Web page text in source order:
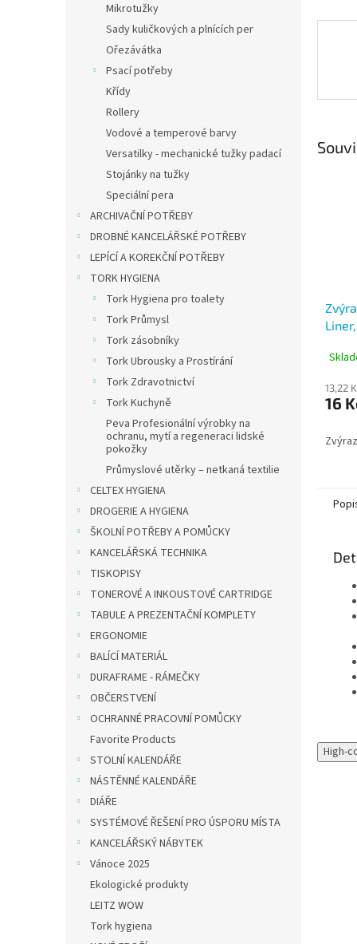
Mikrotužky
Sady kuličkových a plnících per
Ořezávátka
Psací potřeby
Křídy
Rollery
Vodové a temperové barvy
Versatilky - mechanické tužky padací
Stojánky na tužky
Speciální pera
ARCHIVAČNÍ POTŘEBY
DROBNÉ KANCELÁŘSKÉ POTŘEBY
LEPÍCÍ A KOREKČNÍ POTŘEBY
TORK HYGIENA
Tork Hygiena pro toalety
Tork Průmysl
Tork zásobníky
Tork Ubrousky a Prostírání
Tork Zdravotnictví
Tork Kuchyně
Peva Profesionální výrobky na
ochranu, mytí a regeneraci lidské
pokožky
Průmyslové utěrky – netkaná textilie
CELTEX HYGIENA
DROGERIE A HYGIENA
ŠKOLNÍ POTŘEBY A POMŮCKY
KANCELÁŘSKÁ TECHNIKA
TISKOPISY
TONEROVÉ A INKOUSTOVÉ CARTRIDGE
TABULE A PREZENTAČNÍ KOMPLETY
ERGONOMIE
BALÍCÍ MATERIÁL
DURAFRAME - RÁMEČKY
OBČERSTVENÍ
OCHRANNÉ PRACOVNÍ POMŮCKY
Favorite Products
STOLNÍ KALENDÁŘE
NÁSTĚNNÉ KALENDÁŘE
DIÁŘE
SYSTÉMOVÉ ŘEŠENÍ PRO ÚSPORU MÍSTA
KANCELÁŘSKÝ NÁBYTEK
Vánoce 2025
Ekologické produkty
LEITZ WOW
Tork hygiena
13,22
16
High-